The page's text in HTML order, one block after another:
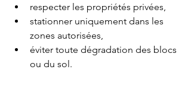
respecter les propriétés privées,
stationner uniquement dans les
zones autorisées,
éviter toute dégradation des blocs
ou du sol.